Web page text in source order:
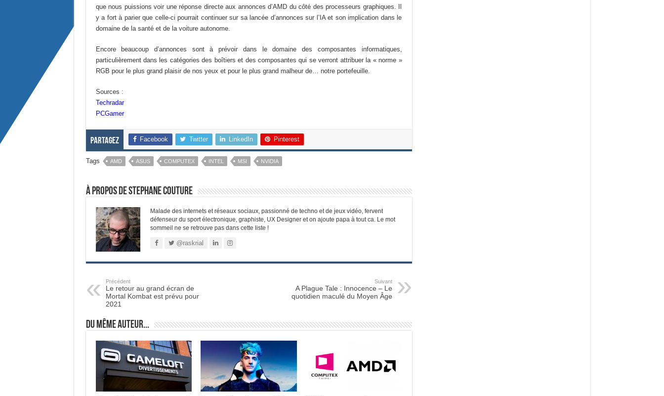
que nous puissions voir une réponse directe aux annonces d’AMD du côté des processeurs graphiques. Il
y a fort à parier que celle-ci pourrait continuer sur sa lancée d’annonces sur l’IA et son implication dans le
domaine de la santé et de la voiture autonome.
Encore beaucoup d’annonces sont à prévoir dans le domaine des composantes informatiques,
particulièrement dans les catégories des boîtiers et des composantes qui se verront attribuer la « norme »
RGB pour le plus grand plaisir de nos yeux et pour le plus grand malheur de… notre portefeuille.
Sources :
Techradar
PCGamer
Partagez Facebook Twitter LinkedIn Pinterest
Tags AMD ASUS COMPUTEX INTEL MSI NVIDIA
À propos de Stephane Couture
Malade des internets et réseaux sociaux, passionné de techno et de jeux vidéo, fervent
défenseur du sport électronique, graphiste, UX Designer et on ajoute papa à tout ca. Le mot
sommeil ne se retrouve pas dans cette liste !
@raskrial
Précédent
Le retour au grand écran de
Mortal Kombat est prévu pour
2021
Suivant
A Plague Tale : Innocence – Le
quotidien maculé du Moyen Âge
Du même auteur...